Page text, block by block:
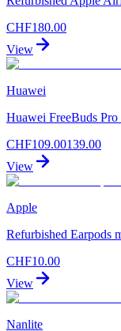
CHF180.00
View
Huawei
Huawei FreeBuds
CHF109.00139.00
View
Apple
Refurbished Earpods
CHF10.00
View
Nanlite